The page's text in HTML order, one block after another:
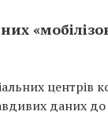
центрів
даних до